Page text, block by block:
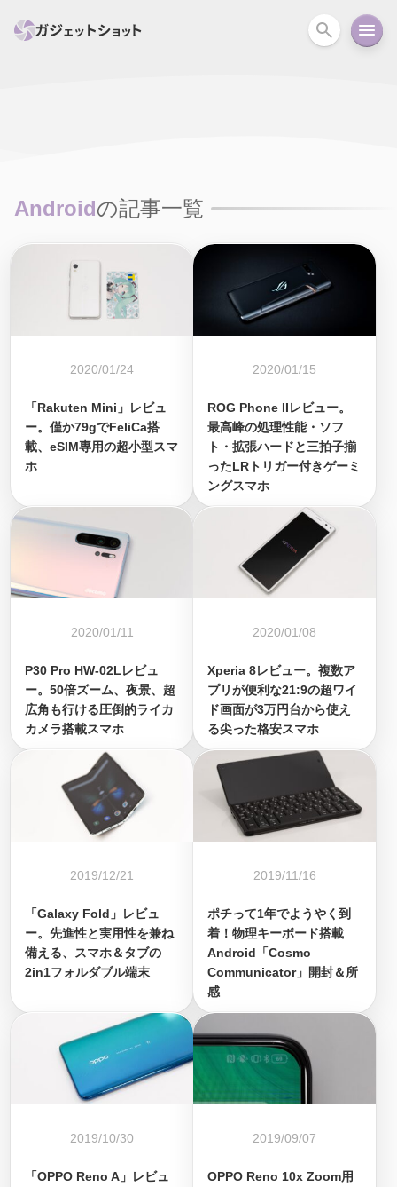
ニュース オーディオ
Androidの記事一覧
2020/01/24
「Rakuten Mini」レビュ
ー。僅か79gでFeliCa搭
載、eSIM専用の超小型スマ
ホ
2020/01/15
ROG Phone IIレビュー。
最高峰の処理性能・ソフ
ト・拡張ハードと三拍子揃
ったLRトリガー付きゲーミ
ングスマホ
2020/01/11
P30 Pro HW-02Lレビュ
ー。50倍ズーム、夜景、超
広角も行ける圧倒的ライカ
カメラ搭載スマホ
2020/01/08
Xperia 8レビュー。複数ア
プリが便利な21:9の超ワイ
ド画面が3万円台から使え
る尖った格安スマホ
2019/12/21
「Galaxy Fold」レビュ
ー。先進性と実用性を兼ね
備える、スマホ＆タブの
2in1フォルダブル端末
2019/11/16
ポチって1年でようやく到
着！物理キーボード搭載
Android「Cosmo
Communicator」開封＆所
感
2019/10/30
「OPPO Reno A」レビュ
2019/09/07
OPPO Reno 10x Zoom用